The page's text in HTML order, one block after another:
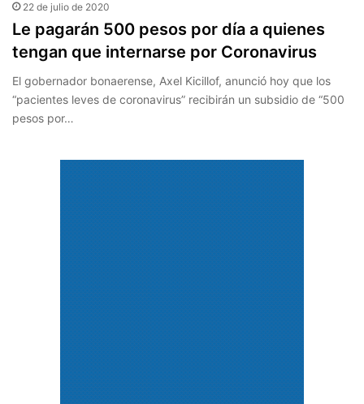
22 de julio de 2020
Le pagarán 500 pesos por día a quienes
tengan que internarse por Coronavirus
El gobernador bonaerense, Axel Kicillof, anunció hoy que los
“pacientes leves de coronavirus” recibirán un subsidio de “500
pesos por…